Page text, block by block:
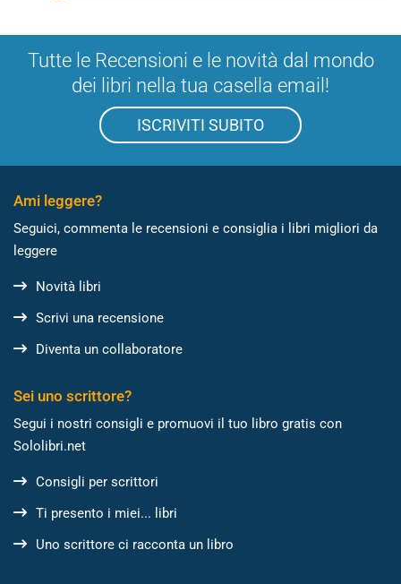
Tutte le Recensioni e le novità dal mondo
dei libri nella tua casella email!
ISCRIVITI SUBITO
Ami leggere?
Seguici, commenta le recensioni e consiglia i libri migliori da
leggere
Novità libri
Scrivi una recensione
Diventa un collaboratore
Sei uno scrittore?
Segui i nostri consigli e promuovi il tuo libro gratis con
Sololibri.net
Consigli per scrittori
Ti presento i miei... libri
Uno scrittore ci racconta un libro